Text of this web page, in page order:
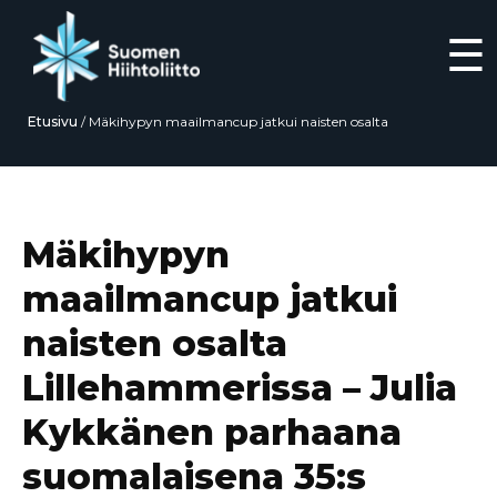
☰
Etusivu / Mäkihypyn maailmancup jatkui naisten osalta
Mäkihypyn
maailmancup jatkui
naisten osalta
Lillehammerissa – Julia
Kykkänen parhaana
suomalaisena 35:s